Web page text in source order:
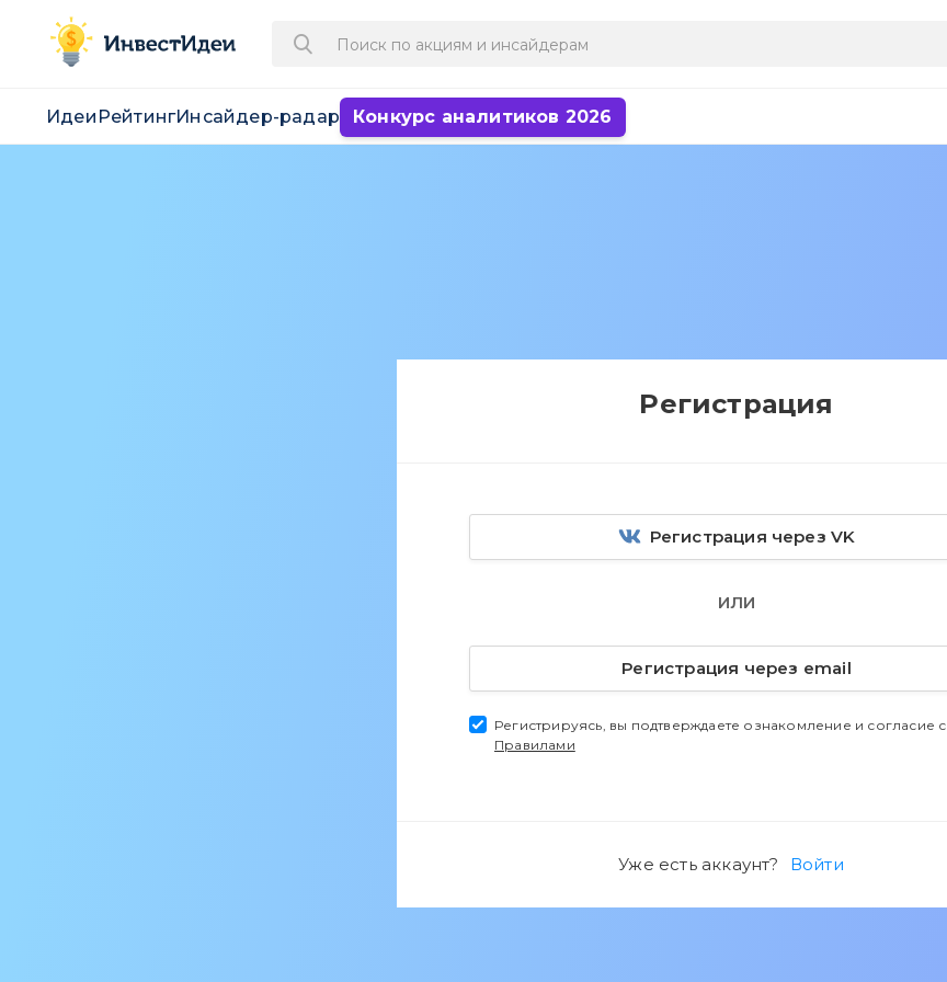
Идеи РейтингИнсайдер-радар Конкурс аналитиков 2026
Регистрация
Регистрация через VK
ИЛИ
Регистрация через email
Регистрируясь, вы подтверждаете ознакомление и согласие с
Правилами
Уже есть аккаунт? Войти